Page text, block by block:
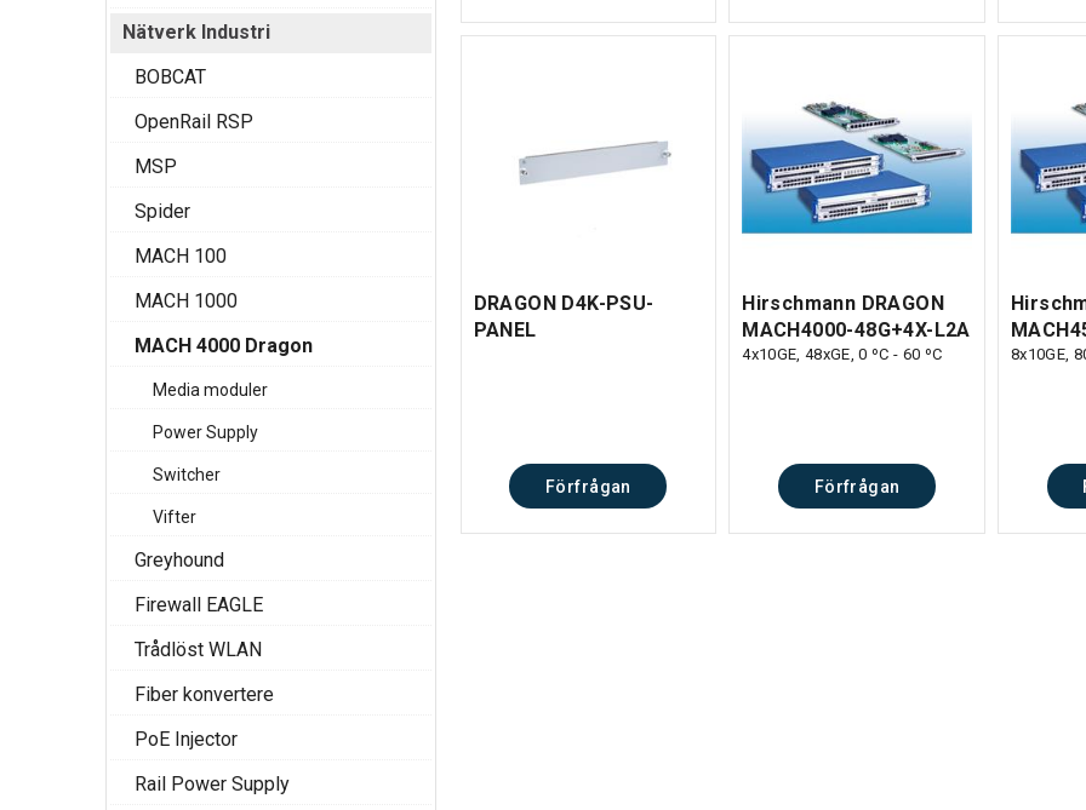
Nätverk Industri
BOBCAT
OpenRail RSP
MSP
Spider
MACH 100
MACH 1000
MACH 4000 Dragon
Media moduler
Power Supply
Switcher
Vifter
Greyhound
Firewall EAGLE
Trådlöst WLAN
Fiber konvertere
PoE Injector
Rail Power Supply
DRAGON D4K-PSU-
PANEL
Förfrågan
Hirschmann DRAGON
MACH4000-48G+4X-L2A
4x10GE, 48xGE, 0 ºC - 60 ºC
Förfrågan
8x10GE,